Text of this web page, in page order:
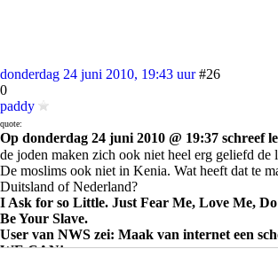
donderdag 24 juni 2010, 19:43 uur #26
0
paddy
quote:
Op donderdag 24 juni 2010 @ 19:37 schreef
de joden maken zich ook niet heel erg geliefd de
De moslims ook niet in Kenia. Wat heeft dat te
Duitsland of Nederland?
I Ask for so Little. Just Fear Me, Love Me,
Be Your Slave.
User van NWS zei: Maak van internet een
WE CAN!